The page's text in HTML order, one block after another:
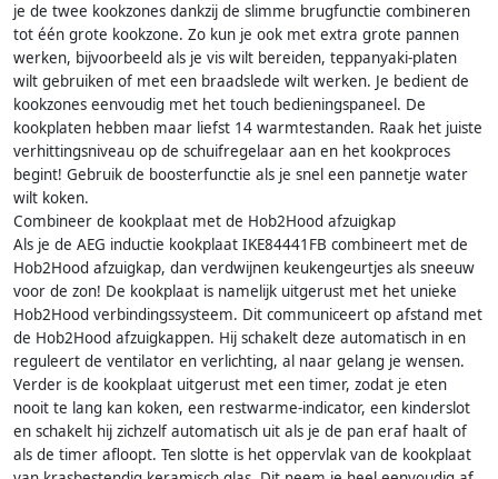
je de twee kookzones dankzij de slimme brugfunctie combineren
tot één grote kookzone. Zo kun je ook met extra grote pannen
werken, bijvoorbeeld als je vis wilt bereiden, teppanyaki-platen
wilt gebruiken of met een braadslede wilt werken. Je bedient de
kookzones eenvoudig met het touch bedieningspaneel. De
kookplaten hebben maar liefst 14 warmtestanden. Raak het juiste
verhittingsniveau op de schuifregelaar aan en het kookproces
begint! Gebruik de boosterfunctie als je snel een pannetje water
wilt koken.
Combineer de kookplaat met de Hob2Hood afzuigkap
Als je de AEG inductie kookplaat IKE84441FB combineert met de
Hob2Hood afzuigkap, dan verdwijnen keukengeurtjes als sneeuw
voor de zon! De kookplaat is namelijk uitgerust met het unieke
Hob2Hood verbindingssysteem. Dit communiceert op afstand met
de Hob2Hood afzuigkappen. Hij schakelt deze automatisch in en
reguleert de ventilator en verlichting, al naar gelang je wensen.
Verder is de kookplaat uitgerust met een timer, zodat je eten
nooit te lang kan koken, een restwarme-indicator, een kinderslot
en schakelt hij zichzelf automatisch uit als je de pan eraf haalt of
als de timer afloopt. Ten slotte is het oppervlak van de kookplaat